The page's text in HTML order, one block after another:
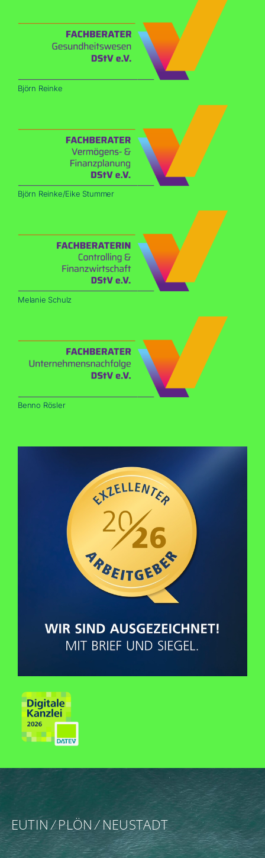
Björn Rein­ke
Björn Reinke/​Eike Stummer
Mela­nie Schulz
Ben­no Rösler
EUTIN ⁄ PLÖN ⁄ NEUSTADT